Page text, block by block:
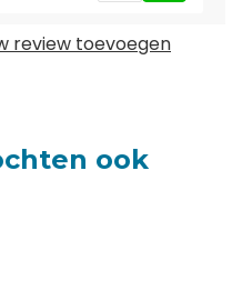
review toevoegen
ook